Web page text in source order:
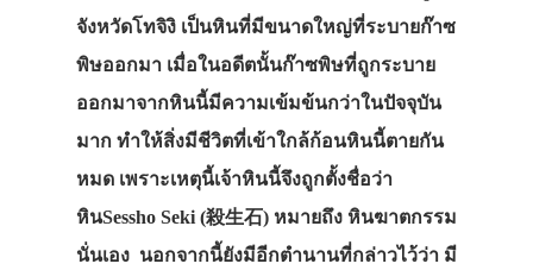
จังหวัดโทจิงิ เป็นหินที่มีขนาดใหญ่ที่ระบายก๊าซ
พิษออกมา เมื่อในอดีตนั้นก๊าซพิษที่ถูกระบาย
ออกมาจากหินนี้มีความเข้มข้นกว่าในปัจจุบัน
มาก ทำให้สิ่งมีชีวิตที่เข้าใกล้ก้อนหินนี้ตายกัน
หมด เพราะเหตุนี้เจ้าหินนี้จึงถูกตั้งชื่อว่า
หินSessho Seki (殺生石) หมายถึง หินฆาตกรรม
นั่นเอง นอกจากนี้ยังมีอีกตำนานที่กล่าวไว้ว่า มี